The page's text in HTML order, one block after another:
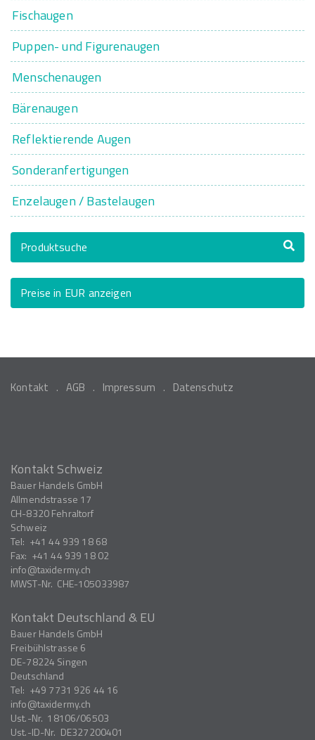
Fischaugen
Puppen- und Figurenaugen
Menschenaugen
Bärenaugen
Reflektierende Augen
Sonderanfertigungen
Enzelaugen / Bastelaugen
Produktsuche
Preise in EUR anzeigen
Kontakt AGB Impressum Datenschutz
Kontakt Schweiz
Bauer Handels GmbH
Allmendstrasse 17
CH-8320Fehraltorf
Schweiz
Tel: +41 44 939 18 68
Fax: +41 44 939 18 02
info
taxidermy.ch
MWST-Nr. CHE-105033987
Kontakt Deutschland & EU
Bauer Handels GmbH
Freibühlstrasse 6
DE-78224 Singen
Deutschland
Tel: +49 7731 926 44 16
info
taxidermy.ch
Ust.-Nr. 18106/06503
Ust.-ID-Nr. DE327200401